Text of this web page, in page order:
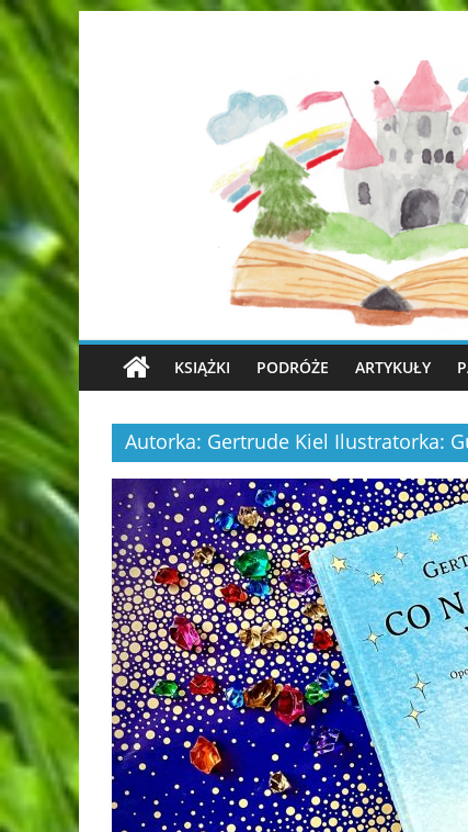
KSIĄŻKI PODRÓŻE ARTYKUŁY
Autorka: Gertrude Kiel Ilustratorka: